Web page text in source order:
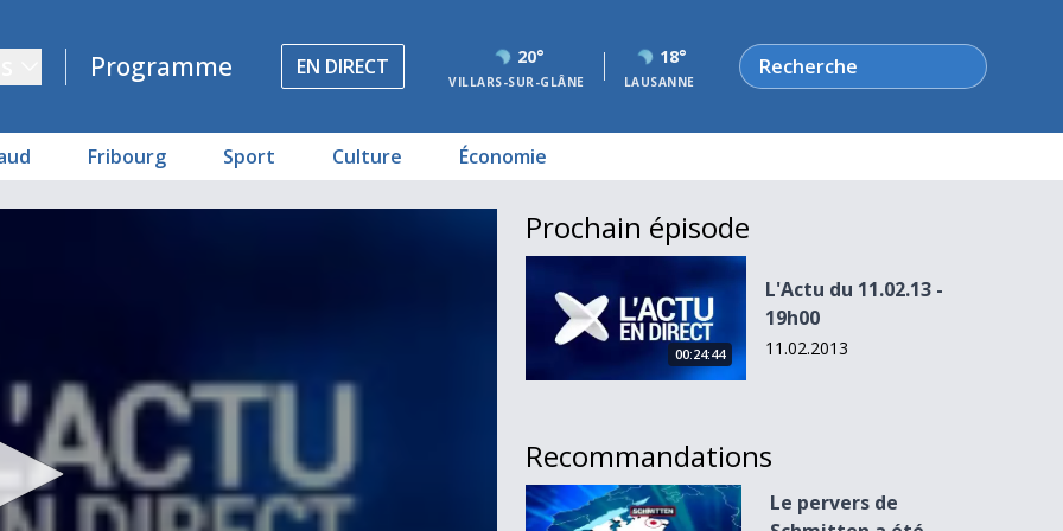
Programme EN DIRECT 20°
VILLARS-SUR-GLÂNE
18°
LAUSANNE
Rechercher
Fribourg Sport Culture Économie
Prochain épisode
L&#039;Actu du 11.02.13 - 19h00
00:24:44
L'Actu du 11.02.13 -
19h00
11.02.2013
Recommandations
Le pervers de Schmitten a été condamné
Le pervers de